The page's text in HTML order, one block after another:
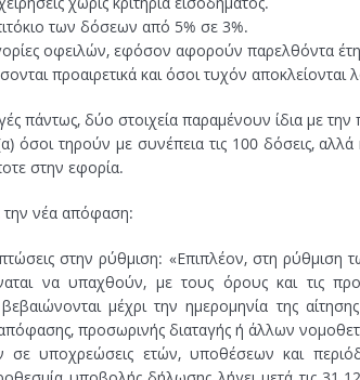
των δόσεων από 5% σε 3%.
οφειλών, εφόσον αφορούν παρελθόντα
προαιρετικά και όσοι τυχόν
πάντως, δύο στοιχεία παραμένουν ίδια με
όσοι τηρούν με συνέπεια τις 100 δόσεις,
στην εφορία.
νέα απόφαση:
στην ρύθμιση: «Επιπλέον, στη
να υπαχθούν, με τους όρους και τις
μέχρι την ημερομηνία της
απόφασης, προσωρινής διαταγής ή άλλων
υποχρεώσεις ετών, υποθέσεων και